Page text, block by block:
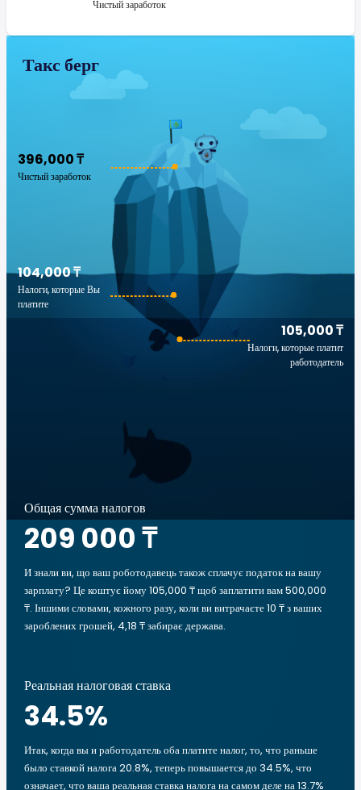
Чистый заработок
Такс берг
396,000 ₸
Чистый заработок
105,000 ₸
Налоги, которые платит
работодатель
104,000 ₸
Налоги, которые Вы
платите
Общая сумма налогов
209 000 ₸
И знали ви, що ваш роботодавець також сплачує податок на вашу
зарплату? Це коштує йому 105,000 ₸ щоб заплатити вам 500,000
₸. Іншими словами, кожного разу, коли ви витрачаєте 10 ₸ з ваших
зароблених грошей, 4,18 ₸ забирає держава.
Реальная налоговая ставка
34.5%
Итак, когда вы и работодатель оба платите налог, то, что раньше
было ставкой налога 20.8%, теперь повышается до 34.5%, что
означает, что ваша реальная ставка налога на самом деле на 13.7%